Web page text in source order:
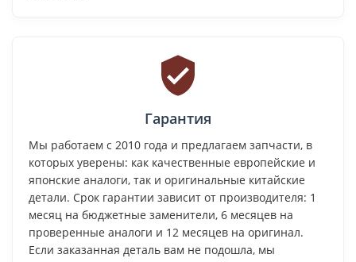
Гарантия
Мы работаем с 2010 года и предлагаем запчасти, в
которых уверены: как качественные европейские и
японские аналоги, так и оригинальные китайские
детали. Срок гарантии зависит от производителя: 1
месяц на бюджетные заменители, 6 месяцев на
проверенные аналоги и 12 месяцев на оригинал.
Если заказанная деталь вам не подошла, мы